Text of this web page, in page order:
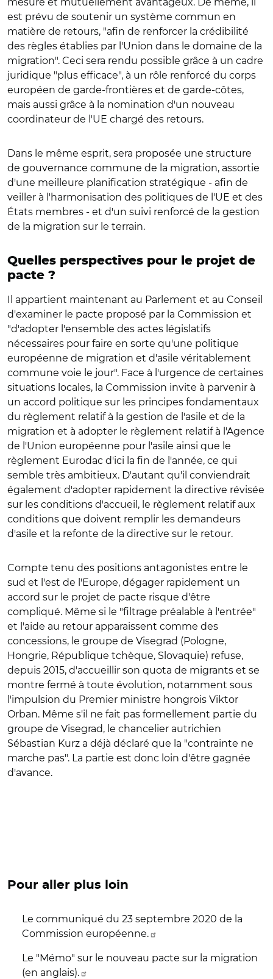
est prévu de soutenir un système commun en
matière de retours, "afin de renforcer la crédibilité
des règles établies par l'Union dans le domaine de la
migration". Ceci sera rendu possible grâce à un cadre
juridique "plus efficace", à un rôle renforcé du corps
européen de garde-frontières et de garde-côtes,
mais aussi grâce à la nomination d'un nouveau
coordinateur de l'UE chargé des retours.
Dans le même esprit, sera proposée une structure
de gouvernance commune de la migration, assortie
d'une meilleure planification stratégique - afin de
veiller à l'harmonisation des politiques de l'UE et des
États membres - et d'un suivi renforcé de la gestion
de la migration sur le terrain.
Quelles perspectives pour le projet de
pacte ?
Il appartient maintenant au Parlement et au Conseil
d'examiner le pacte proposé par la Commission et
"d'adopter l'ensemble des actes législatifs
nécessaires pour faire en sorte qu'une politique
européenne de migration et d'asile véritablement
commune voie le jour". Face à l'urgence de certaines
situations locales, la Commission invite à parvenir à
un accord politique sur les principes fondamentaux
du règlement relatif à la gestion de l'asile et de la
migration et à adopter le règlement relatif à l'Agence
de l'Union européenne pour l'asile ainsi que le
règlement Eurodac d'ici la fin de l'année, ce qui
semble très ambitieux. D'autant qu'il conviendrait
également d'adopter rapidement la directive révisée
sur les conditions d'accueil, le règlement relatif aux
conditions que doivent remplir les demandeurs
d'asile et la refonte de la directive sur le retour.
Compte tenu des positions antagonistes entre le
sud et l'est de l'Europe, dégager rapidement un
accord sur le projet de pacte risque d'être
compliqué. Même si le "filtrage préalable à l'entrée"
et l'aide au retour apparaissent comme des
concessions, le groupe de Visegrad (Pologne,
Hongrie, République tchèque, Slovaquie) refuse,
depuis 2015, d'accueillir son quota de migrants et se
montre fermé à toute évolution, notamment sous
l'impulsion du Premier ministre hongrois Viktor
Orban. Même s'il ne fait pas formellement partie du
groupe de Visegrad, le chancelier autrichien
Sébastian Kurz a déjà déclaré que la "contrainte ne
marche pas". La partie est donc loin d'être gagnée
d'avance.
Pour aller plus loin
Le communiqué du 23 septembre 2020 de la
Commission européenne.
Le "Mémo" sur le nouveau pacte sur la migration
(en anglais).